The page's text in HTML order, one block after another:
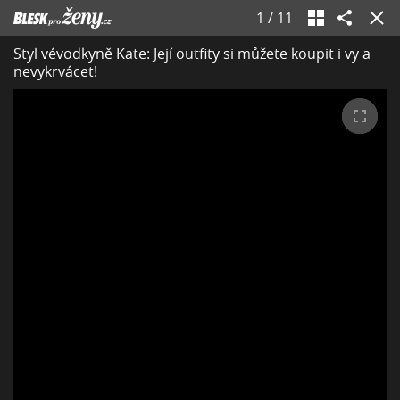
1 / 11
Styl vévodkyně Kate: Její outfity si můžete koupit i vy a
nevykrvácet!